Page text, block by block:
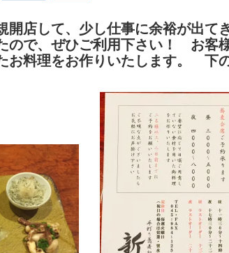
開店して、少し仕事に余裕が出て
ので、ぜひご利用下さい！ お客
お料理をお作りいたします。